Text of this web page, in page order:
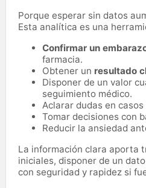
Porque esperar sin datos
Esta analítica es una
Confirmar un
farmacia.
Obtener un resultado
Disponer de un valor
seguimiento médico.
Aclarar dudas en
Tomar decisiones con
Reducir la ansiedad
La información clara aporta
iniciales, disponer de un
con seguridad y rapidez si